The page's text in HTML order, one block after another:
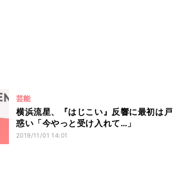
芸能
横浜流星、『はじこい』反響に最初は戸
惑い「今やっと受け入れて…」
2019/11/01 14:01